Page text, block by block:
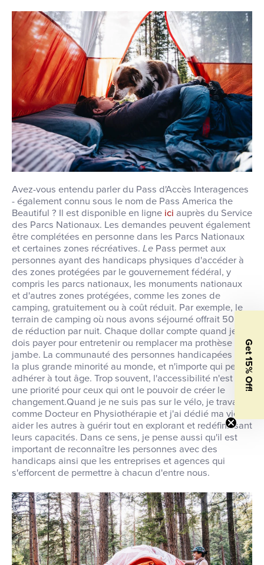
Avez-vous entendu parler du Pass d'Accès Interagences
- également connu sous le nom de Pass America the
Beautiful ? Il est disponible en ligne ici auprès du Service
des Parcs Nationaux. Les demandes peuvent également
être complétées en personne dans les Parcs Nationaux
et certaines zones récréatives. Le Pass permet aux
personnes ayant des handicaps physiques d'accéder à
des zones protégées par le gouvernement fédéral, y
compris les parcs nationaux, les monuments nationaux
et d'autres zones protégées, comme les zones de
camping, gratuitement ou à coût réduit. Par exemple, le
terrain de camping où nous avons séjourné offrait 50 %
de réduction par nuit. Chaque dollar compte quand je
dois payer pour entretenir ou remplacer ma prothèse de
jambe. La communauté des personnes handicapées est
la plus grande minorité au monde, et n'importe qui peut y
adhérer à tout âge. Trop souvent, l'accessibilité n'est pas
une priorité pour ceux qui ont le pouvoir de créer le
changement.Quand je ne suis pas sur le vélo, je travaille
comme Docteur en Physiothérapie et j'ai dédié ma vie à
aider les autres à guérir tout en explorant et redéfinissant
leurs capacités. Dans ce sens, je pense aussi qu'il est
important de reconnaître les personnes avec des
handicaps ainsi que les entreprises et agences qui
s'efforcent de permettre à chacun d'entre nous.
Get 15% Off!